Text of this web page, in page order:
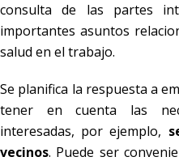
consulta de las partes
importantes asuntos
salud en el trabajo.
Se planifica la respuesta a
tener en cuenta las
interesadas, por ejemplo,
vecinos. Puede ser